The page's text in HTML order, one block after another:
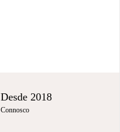
Desde 2018
Connosco